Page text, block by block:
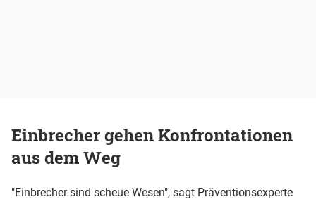
Einbrecher gehen Konfrontationen
aus dem Weg
"Einbrecher sind scheue Wesen", sagt Präventionsexperte